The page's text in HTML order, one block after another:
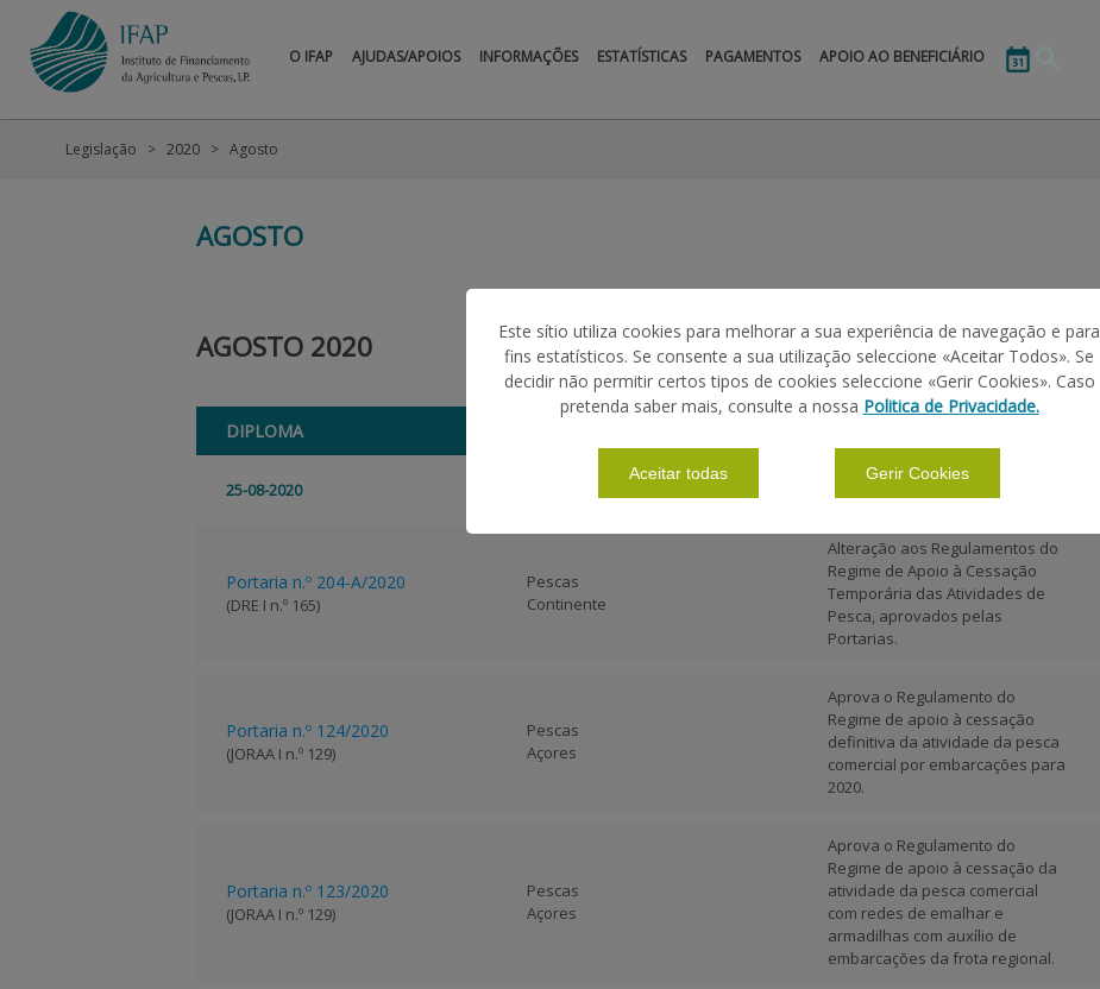
O IFAP AJUDAS/APOIOS INFORMAÇÕES ESTATÍSTICAS PAGAMENTOS APOIO AO BENEFICIÁRIO
Legislação 2020 Agosto
AGOSTO
AGOSTO 2020
DIPLOMA
25-08-2020
Portaria n.º 204-A/2020
(DRE I n.º 165)
Pescas
Continente
Alteração aos Regulamentos do
Regime de Apoio à Cessação
Temporária das Atividades de
Pesca, aprovados pelas
Portarias.
Portaria n.º 124/2020
(JORAA I n.º 129)
Pescas
Açores
Aprova o Regulamento do
Regime de apoio à cessação
definitiva da atividade da pesca
comercial por embarcações para
2020.
Portaria n.º 123/2020
(JORAA I n.º 129)
Pescas
Açores
Aprova o Regulamento do
Regime de apoio à cessação da
atividade da pesca comercial
com redes de emalhar e
armadilhas com auxílio de
embarcações da frota regional.
Este sítio utiliza cookies para melhorar a sua experiência de navegação e para
fins estatísticos. Se consente a sua utilização seleccione «Aceitar Todos». Se
decidir não permitir certos tipos de cookies seleccione «Gerir Cookies». Caso
pretenda saber mais, consulte a nossa Politica de Privacidade.
Aceitar todas Gerir Cookies